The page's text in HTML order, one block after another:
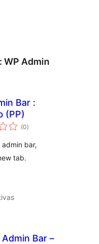
WP Admin
Bar :
(PP)
(0evaluación
total
)
bar,
tab.
Bar –